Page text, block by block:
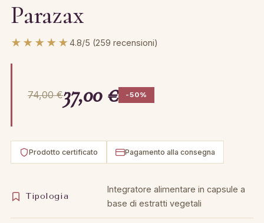
Parazax
★★★★★4.8/5 (259 recensioni)
74,00 €37,00 € -50%
Prodotto certificato Pagamento alla consegna
Tipologia
Integratore alimentare in capsule a
base di estratti vegetali